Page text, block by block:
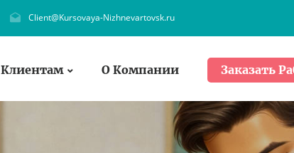
Client@Kursovaya-Nizhnevartovsk.ru
Клиентам О Компании Заказать